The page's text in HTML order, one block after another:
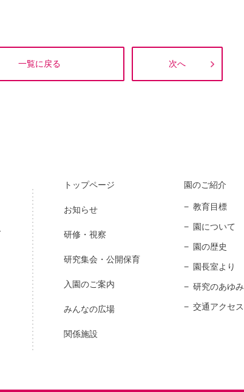
一覧に戻る 次へ
トップページ
お知らせ
研修・視察
研究集会・公開保育
入園のご案内
みんなの広場
関係施設
園のご紹介
教育目標
園について
園の歴史
園長室より
研究のあゆみ
交通アクセス